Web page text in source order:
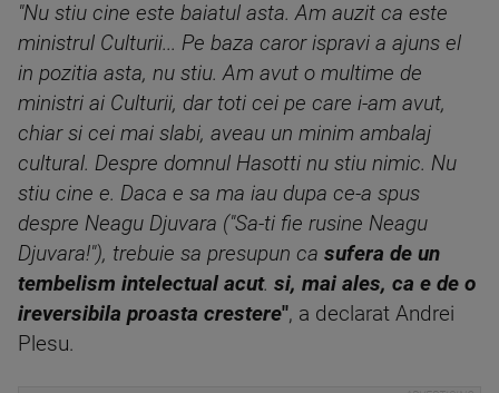
"Nu stiu cine este baiatul asta. Am auzit ca este
ministrul Culturii... Pe baza caror ispravi a ajuns el
in pozitia asta, nu stiu. Am avut o multime de
ministri ai Culturii, dar toti cei pe care i-am avut,
chiar si cei mai slabi, aveau un minim ambalaj
cultural. Despre domnul Hasotti nu stiu nimic. Nu
stiu cine e. Daca e sa ma iau dupa ce-a spus
despre Neagu Djuvara ("Sa-ti fie rusine Neagu
Djuvara!"), trebuie sa presupun ca sufera de un
tembelism intelectual acut. si, mai ales, ca e de o
ireversibila proasta crestere", a declarat Andrei
Plesu.